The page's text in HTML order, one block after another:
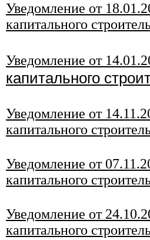
Уведомление от 18.01
капитального
Уведомление от 14.01
капитального
Уведомление от 14.11
капитального
Уведомление от
капитального
Уведомление от
капитального